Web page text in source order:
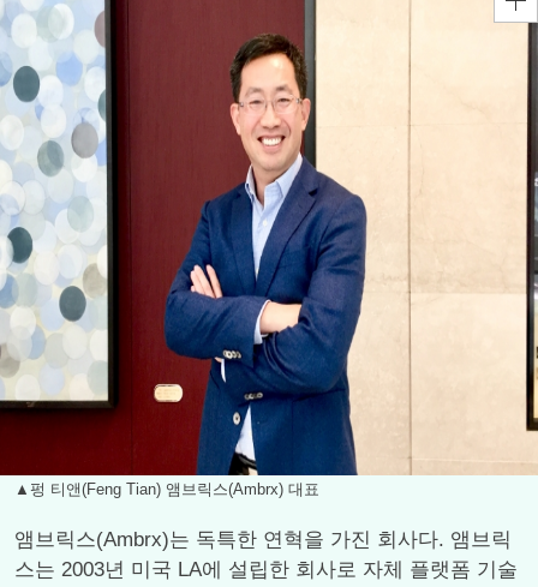
▲펑 티앤(Feng Tian) 앰브릭스(Ambrx) 대표
앰브릭스(Ambrx)는 독특한 연혁을 가진 회사다. 앰브릭
스는 2003년 미국 LA에 설립한 회사로 자체 플랫폼 기술